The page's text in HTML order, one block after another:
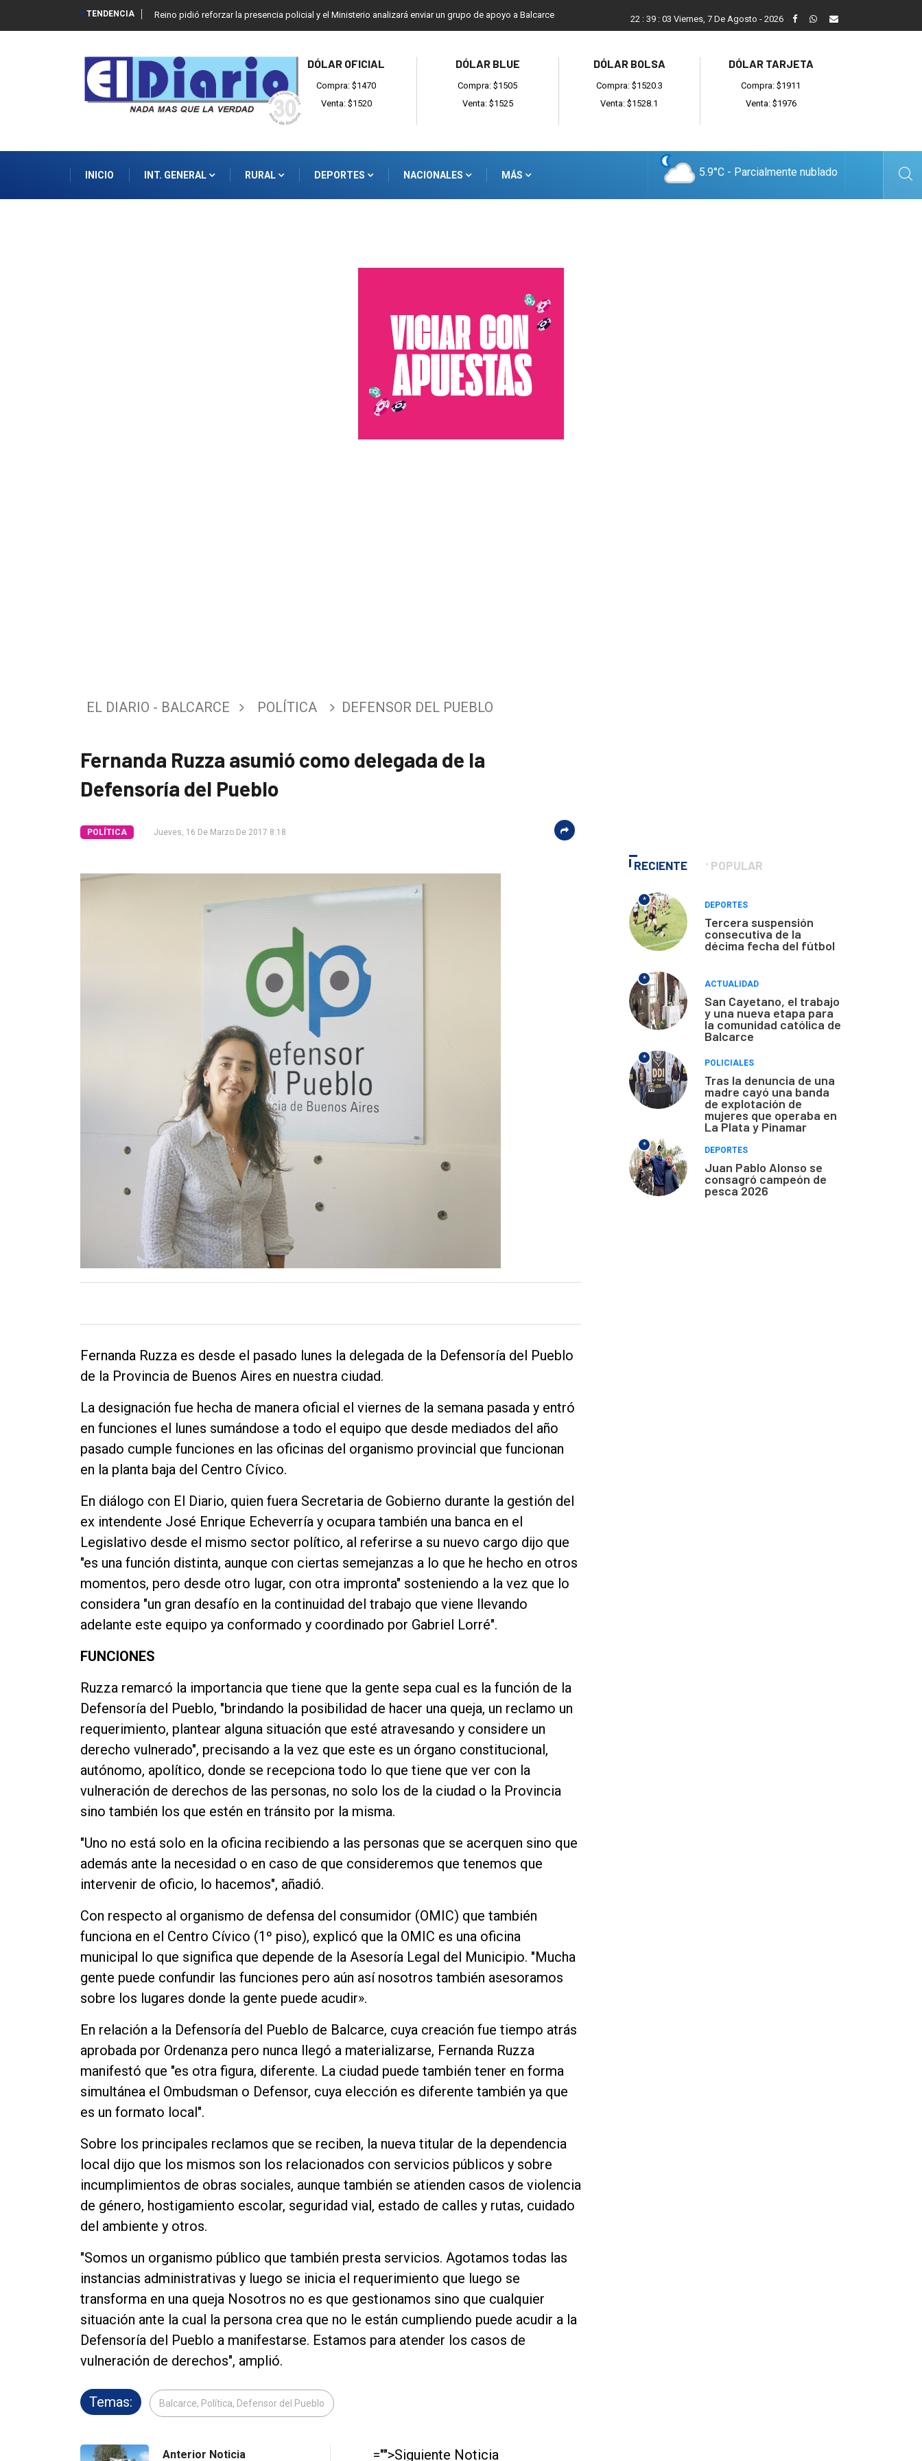
TENDENCIA Reino pidió reforzar la presencia policial y el Ministerio analizará enviar un grupo de apoyo a Balcarce Vecinos, instituciones y concejales se manifestaron contra
22 : 39 : 04 Viernes, 7 De Agosto - 2026
DÓLAR OFICIAL
Compra: $1470
Venta: $1520
DÓLAR BLUE
Compra: $1505
Venta: $1525
DÓLAR BOLSA
Compra: $1520.3
Venta: $1528.1
DÓLAR TARJETA
Compra: $1911
Venta: $1976
INICIO INT. GENERAL RURAL DEPORTES NACIONALES MÁS 5.9°C - Parcialmente nublado
Entrevistas
Fúnebres
EL DIARIO - BALCARCE POLÍTICA DEFENSOR DEL PUEBLO
Fernanda Ruzza asumió como delegada de la
Defensoría del Pueblo
POLÍTICA Jueves, 16 De Marzo De 2017 8:18
Fernanda Ruzza es desde el pasado lunes la delegada de la Defensoría del Pueblo
de la Provincia de Buenos Aires en nuestra ciudad.
La designación fue hecha de manera oficial el viernes de la semana pasada y entró
en funciones el lunes sumándose a todo el equipo que desde mediados del año
pasado cumple funciones en las oficinas del organismo provincial que funcionan
en la planta baja del Centro Cívico.
En diálogo con El Diario, quien fuera Secretaria de Gobierno durante la gestión del
ex intendente José Enrique Echeverría y ocupara también una banca en el
Legislativo desde el mismo sector político, al referirse a su nuevo cargo dijo que
"es una función distinta, aunque con ciertas semejanzas a lo que he hecho en otros
momentos, pero desde otro lugar, con otra impronta" sosteniendo a la vez que lo
considera "un gran desafío en la continuidad del trabajo que viene llevando
adelante este equipo ya conformado y coordinado por Gabriel Lorré".
FUNCIONES
Ruzza remarcó la importancia que tiene que la gente sepa cual es la función de la
Defensoría del Pueblo, "brindando la posibilidad de hacer una queja, un reclamo un
requerimiento, plantear alguna situación que esté atravesando y considere un
derecho vulnerado", precisando a la vez que este es un órgano constitucional,
autónomo, apolítico, donde se recepciona todo lo que tiene que ver con la
vulneración de derechos de las personas, no solo los de la ciudad o la Provincia
sino también los que estén en tránsito por la misma.
"Uno no está solo en la oficina recibiendo a las personas que se acerquen sino que
además ante la necesidad o en caso de que consideremos que tenemos que
intervenir de oficio, lo hacemos", añadió.
Con respecto al organismo de defensa del consumidor (OMIC) que también
funciona en el Centro Cívico (1º piso), explicó que la OMIC es una oficina
municipal lo que significa que depende de la Asesoría Legal del Municipio. "Mucha
gente puede confundir las funciones pero aún así nosotros también asesoramos
sobre los lugares donde la gente puede acudir».
En relación a la Defensoría del Pueblo de Balcarce, cuya creación fue tiempo atrás
aprobada por Ordenanza pero nunca llegó a materializarse, Fernanda Ruzza
manifestó que "es otra figura, diferente. La ciudad puede también tener en forma
simultánea el Ombudsman o Defensor, cuya elección es diferente también ya que
es un formato local".
Sobre los principales reclamos que se reciben, la nueva titular de la dependencia
local dijo que los mismos son los relacionados con servicios públicos y sobre
incumplimientos de obras sociales, aunque también se atienden casos de violencia
de género, hostigamiento escolar, seguridad vial, estado de calles y rutas, cuidado
del ambiente y otros.
"Somos un organismo público que también presta servicios. Agotamos todas las
instancias administrativas y luego se inicia el requerimiento que luego se
transforma en una queja Nosotros no es que gestionamos sino que cualquier
situación ante la cual la persona crea que no le están cumpliendo puede acudir a la
Defensoría del Pueblo a manifestarse. Estamos para atender los casos de
vulneración de derechos", amplió.
Temas: Balcarce, Política, Defensor del Pueblo
Anterior Noticia ="">Siguiente Noticia
RECIENTE POPULAR
*
DEPORTES
Tercera suspensión
consecutiva de la
décima fecha del fútbol
*
ACTUALIDAD
San Cayetano, el trabajo
y una nueva etapa para
la comunidad católica de
Balcarce
*
POLICIALES
Tras la denuncia de una
madre cayó una banda
de explotación de
mujeres que operaba en
La Plata y Pinamar
*
DEPORTES
Juan Pablo Alonso se
consagró campeón de
pesca 2026